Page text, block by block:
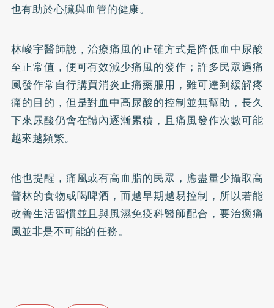
也有助於心臟與血管的健康。
林峻宇醫師說，治療痛風的正確方式是降低血中尿酸
至正常值，便可有效減少痛風的發作；許多民眾遇痛
風發作常自行購買消炎止痛藥服用，雖可達到緩解疼
痛的目的，但是對血中高尿酸的控制並無幫助，長久
下來尿酸仍會在體內逐漸累積，且痛風發作次數可能
越來越頻繁。
他也提醒，痛風或有高血脂的民眾，應盡量少攝取高
普林的食物或喝啤酒，而越早期越易控制，所以若能
改善生活習慣並且與風濕免疫科醫師配合，要治癒痛
風並非是不可能的任務。